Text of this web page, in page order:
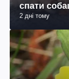
спати
2 дні тому